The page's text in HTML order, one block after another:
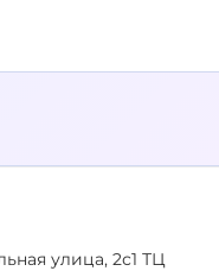
улица, 2с1 ТЦ